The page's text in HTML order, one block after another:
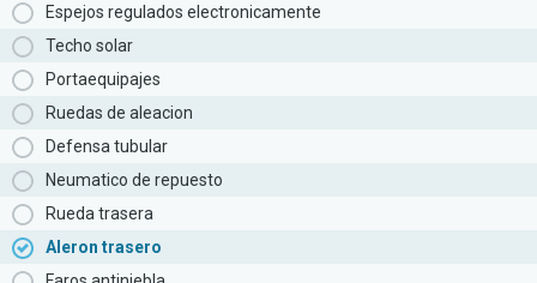
Espejos regulados electronicamente
Techo solar
Portaequipajes
Ruedas de aleacion
Defensa tubular
Neumatico de repuesto
Rueda trasera
Aleron trasero